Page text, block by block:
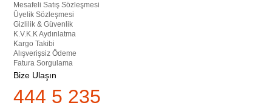
Mesafeli Satış Sözleşmesi
Üyelik Sözleşmesi
Gizlilik & Güvenlik
K.V.K.K Aydınlatma
Kargo Takibi
Alışverişsiz Ödeme
Fatura Sorgulama
Bize Ulaşın
444 5 235